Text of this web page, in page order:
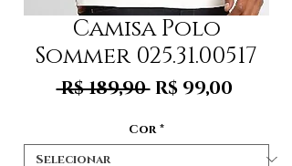
Camisa Polo
Sommer 025.31.00517
R$ 189,90 Preço
R$ 99,00Preço
Cor *